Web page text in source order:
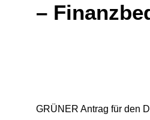
–
GRÜNER Antrag für den